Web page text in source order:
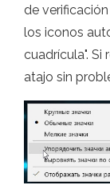
de
los iconos
cuadrícula".
atajo sin